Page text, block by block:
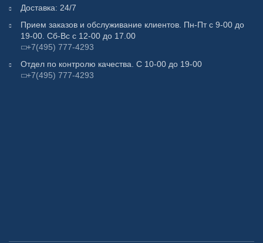
Доставка: 24/7
Прием заказов и обслуживание клиентов. Пн-Пт с 9-00 до
19-00. Сб-Вс с 12-00 до 17.00
+7(495) 777-4293
Отдел по контролю качества. С 10-00 до 19-00
+7(495) 777-4293